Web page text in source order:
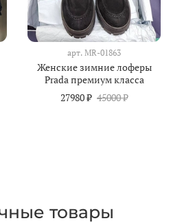
арт. MR-01863
Женские зимние лоферы
Prada премиум класса
27980 ₽ 45000 ₽
товары